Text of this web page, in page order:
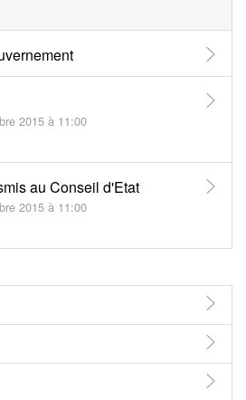
2015 à 11:00
au Conseil d'Etat
2015 à 11:00